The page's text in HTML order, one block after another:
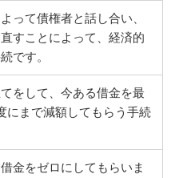
って債権者と話し合い、
すことによって、経済的
です。
をして、今ある借金を最
にまで減額してもらう手続
金をゼロにしてもらいま